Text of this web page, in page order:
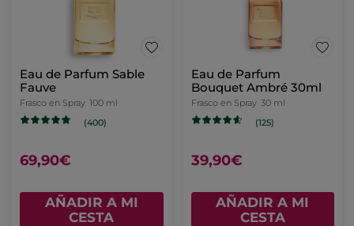
Eau de Parfum Sable
Fauve
Frasco en Spray 100 ml
(400)
69,90€
AÑADIR A MI
CESTA
Eau de Parfum
Bouquet Ambré 30ml
Frasco en Spray 30 ml
(125)
39,90€
AÑADIR A MI
CESTA